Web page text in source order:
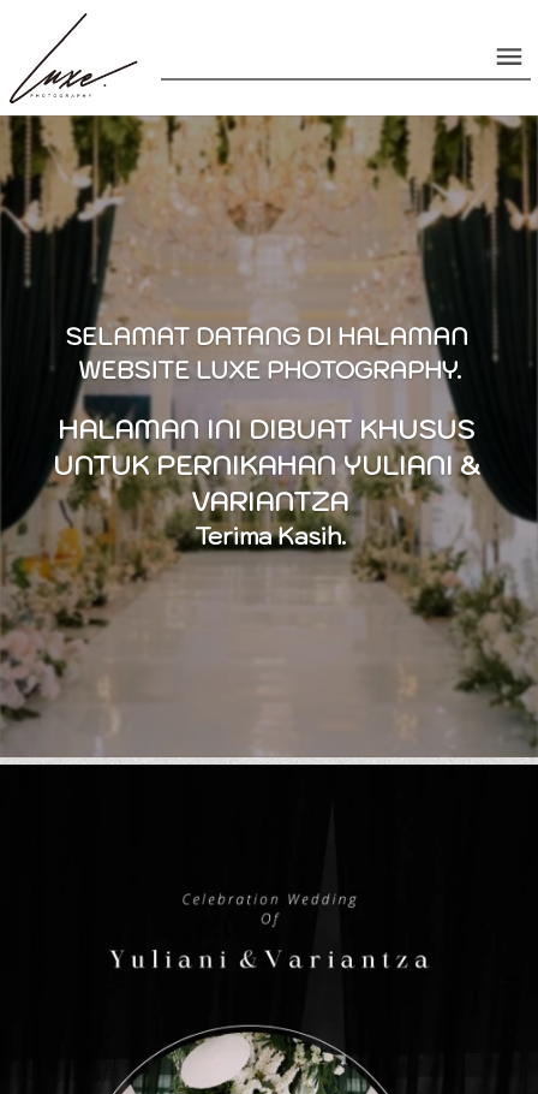
SELAMAT DATANG DI HALAMAN
WEBSITE LUXE PHOTOGRAPHY.
HALAMAN INI DIBUAT KHUSUS
UNTUK PERNIKAHAN YULIANI &
VARIANTZA
Terima Kasih.